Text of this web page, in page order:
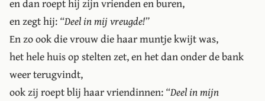
en dan roept hij zijn vrienden en buren,
en zegt hij:“Deel in mij vreugde!”
En zo ook die vrouw die haar muntje kwijt was,
het hele huis op stelten zet, en het dan onder de bank
weer terugvindt,
ook zij roept blij haar vriendinnen:“Deel in mijn